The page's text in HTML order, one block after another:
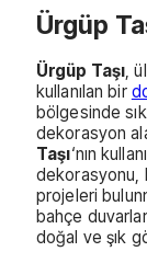
Ürgüp
Ürgüp Taşı,
kullanılan bir
bölgesinde
dekorasyon
Taşı‘nın
dekorasyonu,
projeleri
bahçe
doğal ve şık